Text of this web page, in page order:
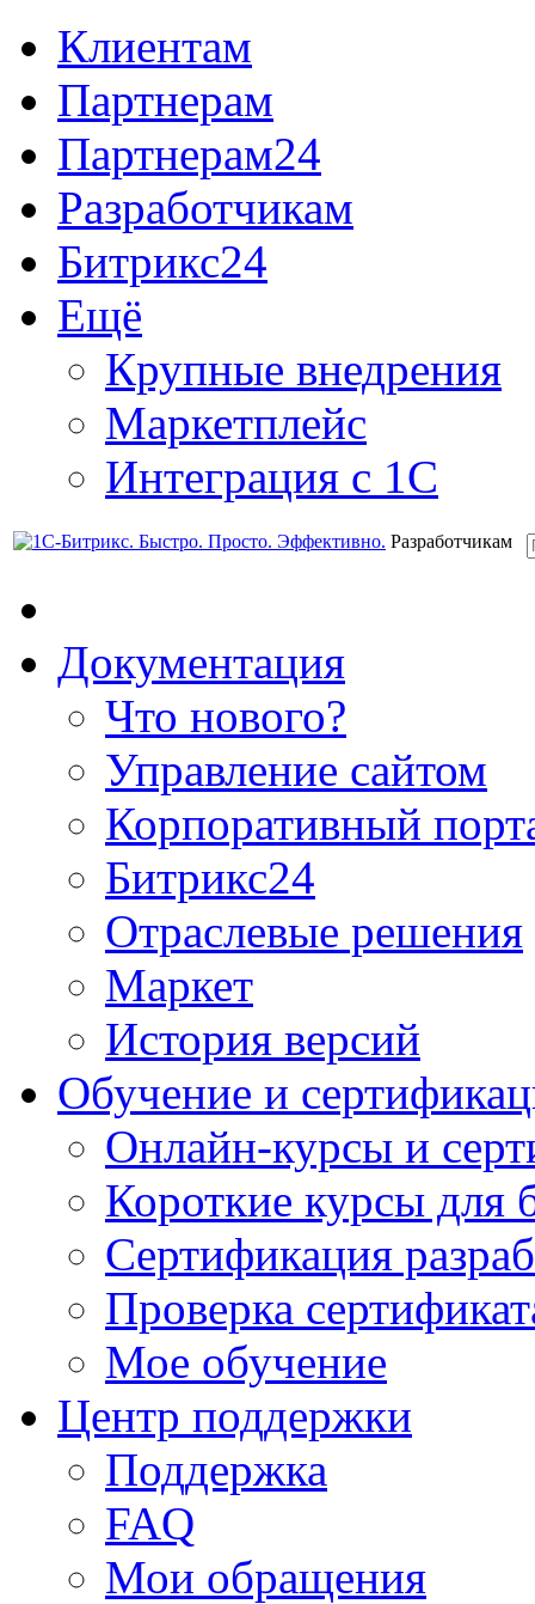
Клиентам
Партнерам
Партнерам24
Разработчикам
Битрикс24
Ещё
Крупные внедрения
Маркетплейс
Интеграция с 1С
Разработчикам
Документация
Что нового?
Управление сайтом
Корпоративный
Битрикс24
Отраслевые решения
Маркет
История версий
Обучение и
Онлайн-курсы и
Короткие курсы для
Сертификация
Проверка
Мое обучение
Центр поддержки
Поддержка
FAQ
Мои обращения